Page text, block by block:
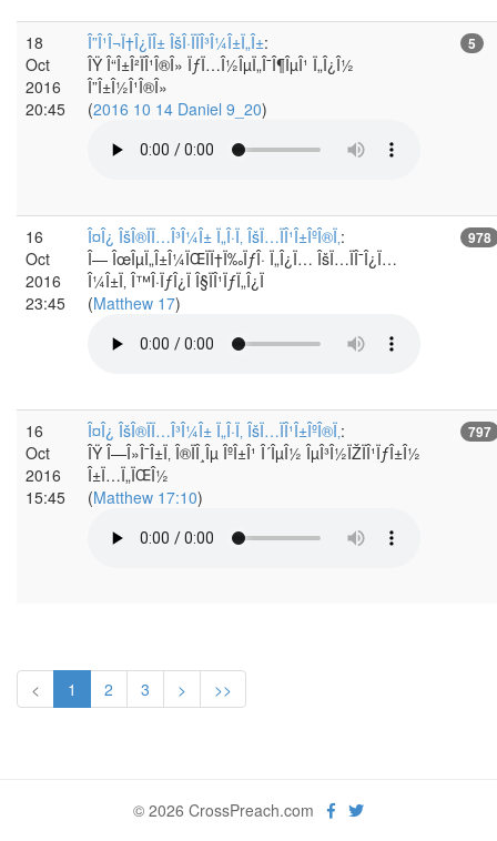
18
Oct
2016
20:45
Î”Î¹Î¬Ï†Î¿ÏÎ± ÎšÎ·ÏÏÎ³Î¼Î±Ï„Î±:
ÎŸ Î“Î±Î²ÏÎ¹Î®Î» ÏƒÏ…Î½ÎµÏ„Î¯Î¶ÎµÎ¹ Ï„Î¿Î½
Î”Î±Î½Î¹Î®Î»
(2016 10 14 Daniel 9_20)
5
16
Oct
2016
23:45
Î¤Î¿ ÎšÎ®ÏÏ…Î³Î¼Î± Ï„Î·Ï‚ ÎšÏ…ÏÎ¹Î±ÎºÎ®Ï‚ :
Î— ÎœÎµÏ„Î±Î¼ÏŒÏÏ†Ï‰ÏƒÎ· Ï„Î¿Ï… ÎšÏ…ÏÎ¯Î¿Ï…
Î¼Î±Ï‚ Î™Î·ÏƒÎ¿Ï Î§ÏÎ¹ÏƒÏ„Î¿Ï
(Matthew 17)
978
16
Oct
2016
15:45
Î¤Î¿ ÎšÎ®ÏÏ…Î³Î¼Î± Ï„Î·Ï‚ ÎšÏ…ÏÎ¹Î±ÎºÎ®Ï‚ :
ÎŸ Î—Î»Î¯Î±Ï‚ Î®ÏÎ¸Îµ ÎºÎ±Î¹ Î´ÎµÎ½ ÎµÎ³Î½ÏŽÏÎ¹ÏƒÎ±Î½
Î±Ï…Ï„ÏŒÎ½
(Matthew 17:10)
797
< 1 2 3 > >>
© 2026 CrossPreach.com